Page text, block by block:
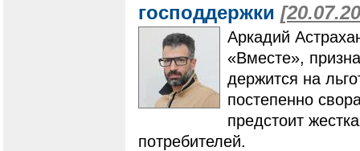
господдержки
Аркадий
«Вместе»,
держится на
постепенно
предстоит
потребителей.